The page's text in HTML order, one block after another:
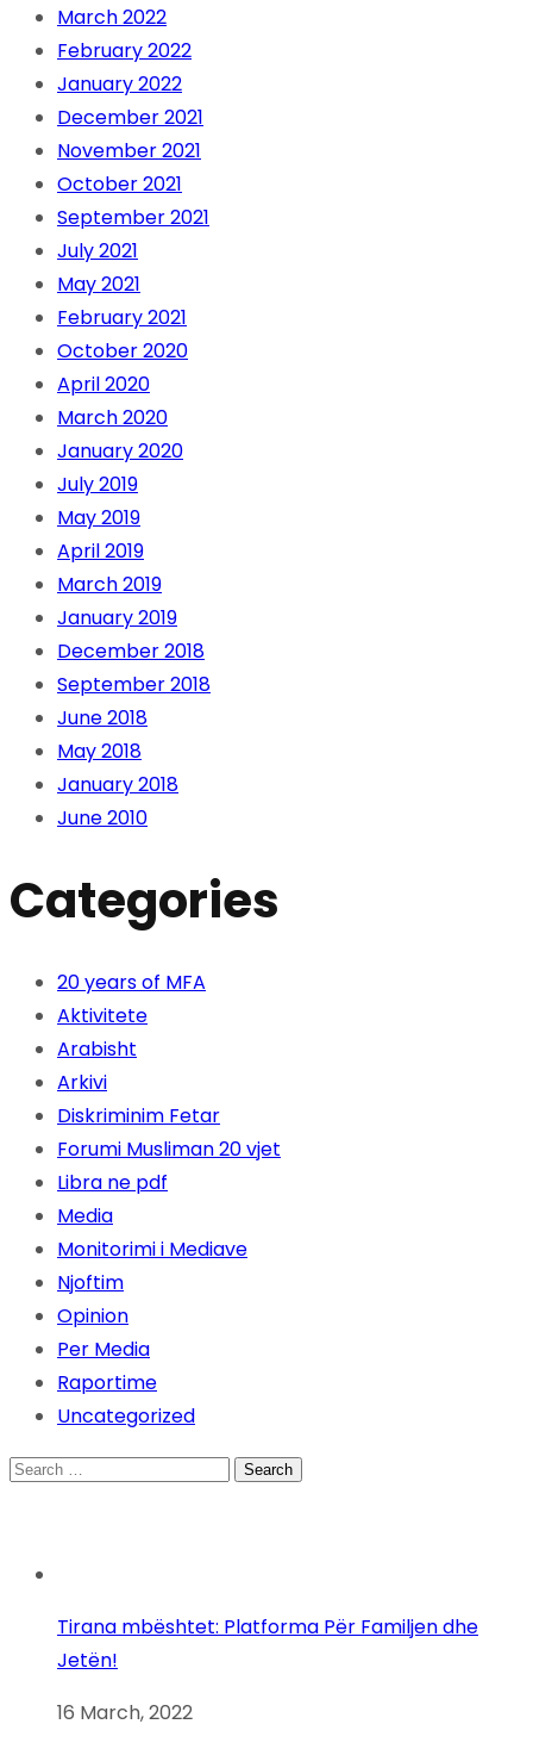
March 2022
February 2022
January 2022
December 2021
November 2021
October 2021
September 2021
July 2021
May 2021
February 2021
October 2020
April 2020
March 2020
January 2020
July 2019
May 2019
April 2019
March 2019
January 2019
December 2018
September 2018
June 2018
May 2018
January 2018
June 2010
Categories
20 years of MFA
Aktivitete
Arabisht
Arkivi
Diskriminim Fetar
Forumi Musliman 20 vjet
Libra ne pdf
Media
Monitorimi i Mediave
Njoftim
Opinion
Per Media
Raportime
Uncategorized
Search
Tirana mbështet: Platforma Për Familjen dhe
Jetën!
16 March, 2022